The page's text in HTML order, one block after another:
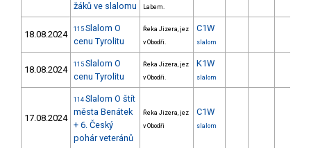
žáků ve slalomu
Labem.
18.08.2024 115 Slalom O
cenu Tyrolitu
Řeka Jizera, jez
v Obodři.
C1W
slalom
18.08.2024 115 Slalom O
cenu Tyrolitu
Řeka Jizera, jez
v Obodři.
K1W
slalom
17.08.2024
114 Slalom O štít
města Benátek
+ 6. Český
pohár veteránů
Řeka Jizera, jez
v Obodři
C1W
slalom